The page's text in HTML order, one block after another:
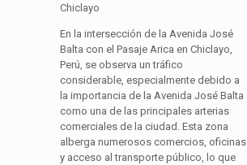
Chiclayo
En la intersección de la Avenida José
Balta con el Pasaje Arica en Chiclayo,
Perú, se observa un tráfico
considerable, especialmente debido a
la importancia de la Avenida José Balta
como una de las principales arterias
comerciales de la ciudad. Esta zona
alberga numerosos comercios, oficinas
y acceso al transporte público, lo que